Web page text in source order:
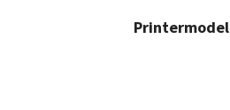
Printermodel